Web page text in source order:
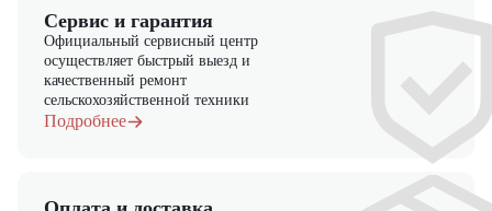
Сервис и гарантия
Официальный сервисный центр
осуществляет быстрый выезд и
качественный ремонт
сельскохозяйственной техники
Подробнее